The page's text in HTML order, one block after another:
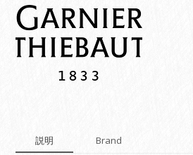
説明 Brand